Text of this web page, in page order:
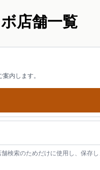
店舗一覧
内します。
検索のためだけに使用し、保存し